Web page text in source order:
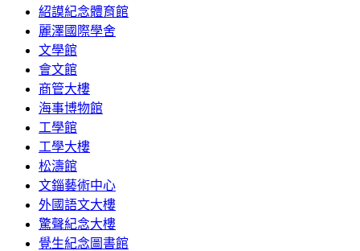
紹謨紀念體育館
麗澤國際學舍
文學館
會文館
商管大樓
海事博物館
工學館
工學大樓
松濤館
文錙藝術中心
外國語文大樓
驚聲紀念大樓
覺生紀念圖書館